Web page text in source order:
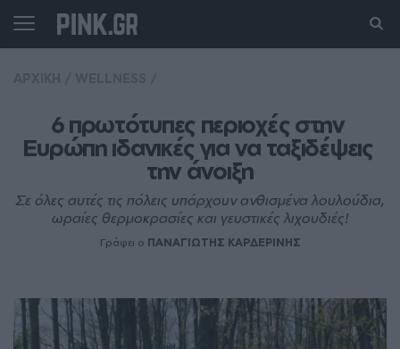
6 πρωτότυπες περιοχές στην
Ευρώπη ιδανικές για να ταξιδέψεις
την άνοιξη
Σε όλες αυτές τις πόλεις υπάρχουν ανθισμένα λουλούδια,
ωραίες θερμοκρασίες και γευστικές λιχουδιές!
Γράφει ο ΠΑΝΑΓΙΩΤΗΣ ΚΑΡΔΕΡΙΝΗΣ